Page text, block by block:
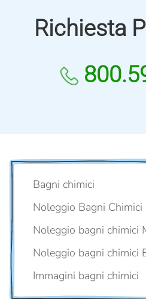
Richiesta
Bagni chimici
Noleggio Bagni Chimici
Noleggio bagni chimici
Noleggio bagni chimici
Immagini bagni chimici